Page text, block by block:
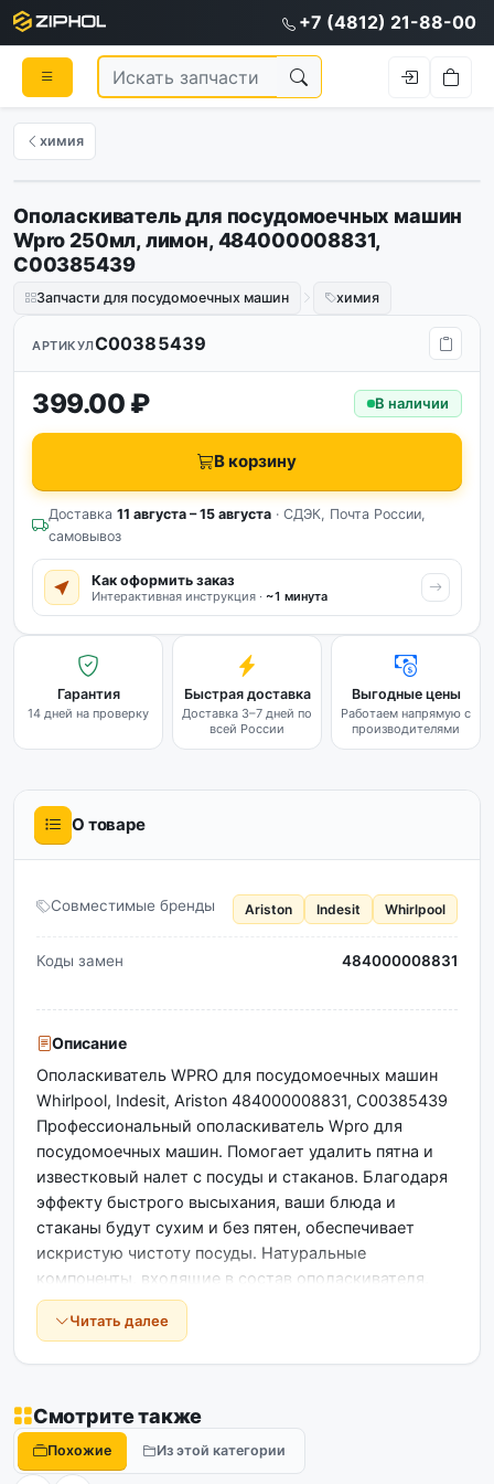
+7 (4812) 21-88-00
химия
Ополаскиватель для посудомоечных машин
Wpro 250мл, лимон, 484000008831,
C00385439
Запчасти для посудомоечных машин химия
АРТИКУЛC00385439
399.00 ₽ В наличии
В корзину
Доставка 11 августа – 15 августа · СДЭК, Почта России,
самовывоз
Как оформить заказ
Интерактивная инструкция · ~1 минута
Гарантия
14 дней на проверку
Быстрая доставка
Доставка 3–7 дней по
всей России
Выгодные цены
Работаем напрямую с
производителями
О товаре
Совместимые бренды Ariston Indesit Whirlpool
Коды замен 484000008831
Описание
Ополаскиватель WPRO для посудомоечных машин
Whirlpool, Indesit, Ariston 484000008831, C00385439
Профессиональный ополаскиватель Wpro для
посудомоечных машин. Помогает удалить пятна и
известковый налет с посуды и стаканов. Благодаря
эффекту быстрого высыхания, ваши блюда и
стаканы будут сухим и без пятен, обеспечивает
искристую чистоту посуды. Натуральные
компоненты, входящие в состав ополаскивателя,
обеспечивают чистоту и дезинфекцию, эффективно
действуя при нагреве воды.Подходит для всех
Читать далее
Смотрите также
Похожие Из этой категории